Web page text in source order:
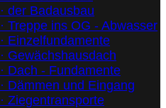
der Badausbau
Treppe ins OG - Abwasser
Einzelfundamente
Gewächshausdach
Dach - Fundamente
Dämmen und Eingang
Ziegentransporte